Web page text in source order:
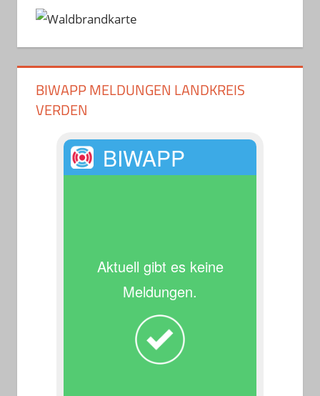
BIWAPP MELDUNGEN LANDKREIS
VERDEN
BIWAPP
Aktuell gibt es keine
Meldungen.